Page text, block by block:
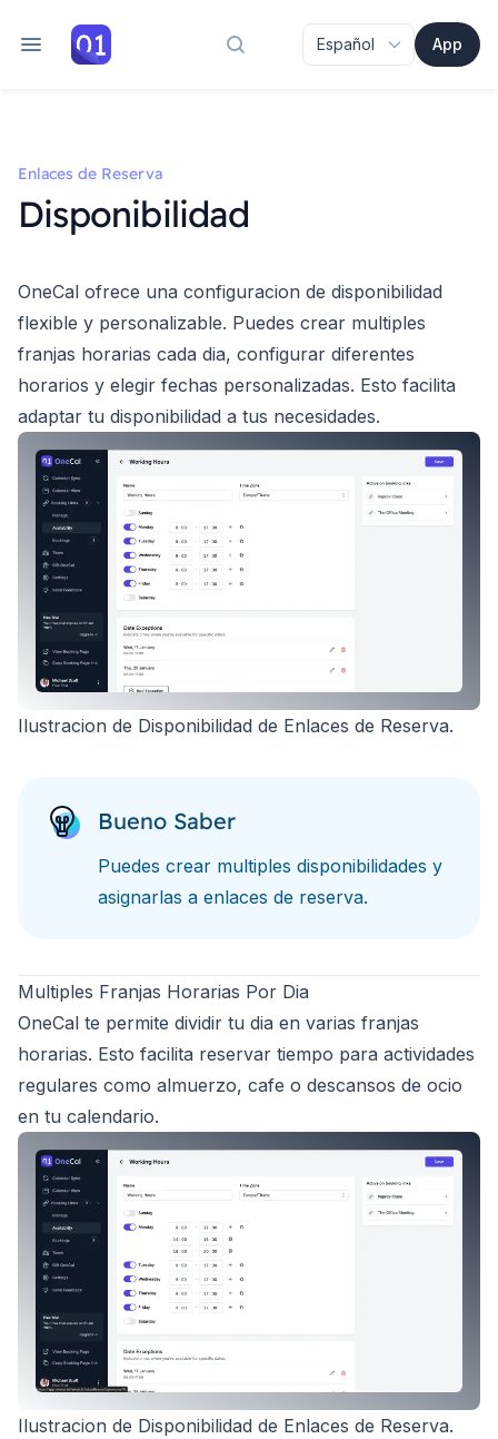
Buscar en la documentación
App
Enlaces de Reserva
Disponibilidad
OneCal ofrece una configuracion de disponibilidad
flexible y personalizable. Puedes crear multiples
franjas horarias cada dia, configurar diferentes
horarios y elegir fechas personalizadas. Esto facilita
adaptar tu disponibilidad a tus necesidades.
Ilustracion de Disponibilidad de Enlaces de Reserva.
Bueno Saber
Puedes crear multiples disponibilidades y
asignarlas a enlaces de reserva.
Multiples Franjas Horarias Por Dia
OneCal te permite dividir tu dia en varias franjas
horarias. Esto facilita reservar tiempo para actividades
regulares como almuerzo, cafe o descansos de ocio
en tu calendario.
Ilustracion de Disponibilidad de Enlaces de Reserva.